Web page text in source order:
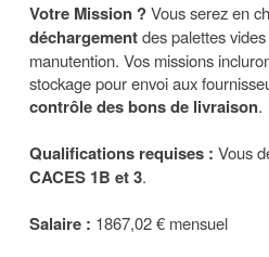
Votre Mission ?Vous serez en
déchargementdes palettes
manutention. Vos missions
stockage pour envoi aux
contrôle des bons de livraison.
Qualifications requises : Vous
CACES 1B et 3.
Salaire : 1867,02 € mensuel